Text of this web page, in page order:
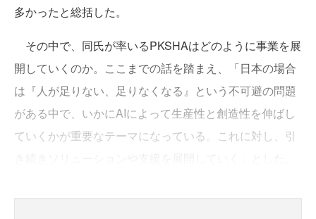
多かったと総括した。
その中で、同氏が率いるPKSHAはどのように事業を展
開していくのか。ここまでの話を踏まえ、「日本の場合
は『人が足りない、足りなくなる』という不可避の問題
がある中で、いかにAIによって生産性と創造性を伸ばし
ていくかが重要なテーマになっている。これに対し、引